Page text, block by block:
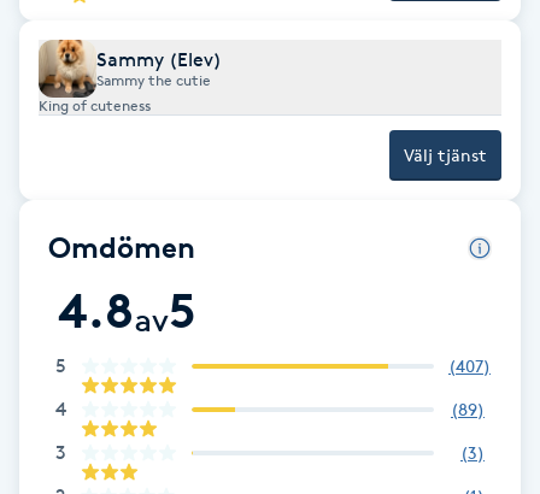
Fransrengöring
Frekvensterapi
Friskvårdsmassage
Frisör
Funktionsanalys
Färgning
Sammy (Elev)
Sammy the cutie
King of cuteness
Välj tjänst
Omdömen
4.8av5
5 (407)
4 (89)
3 (3)